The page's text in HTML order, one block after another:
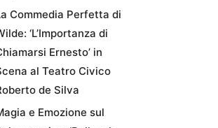
Commedia Perfetta di
‘L’Importanza di
Ernesto’ in
al Teatro Civico
de Silva
e Emozione sul